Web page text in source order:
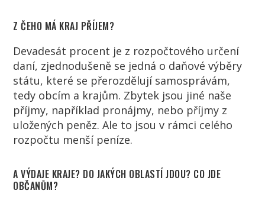
Z ČEHO MÁ KRAJ PŘÍJEM?
Devadesát procent je z rozpočtového určení
daní, zjednodušeně se jedná o daňové výběry
státu, které se přerozdělují samosprávám,
tedy obcím a krajům. Zbytek jsou jiné naše
příjmy, například pronájmy, nebo příjmy z
uložených peněz. Ale to jsou v rámci celého
rozpočtu menší peníze.
A VÝDAJE KRAJE? DO JAKÝCH OBLASTÍ JDOU? CO JDE
OBČANŮM?